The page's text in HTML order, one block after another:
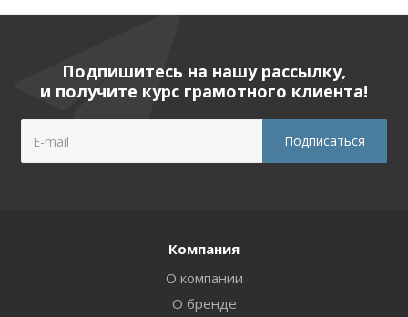
Подпишитесь на нашу рассылку,
и получите курс грамотного клиента!
Компания
О компании
О бренде